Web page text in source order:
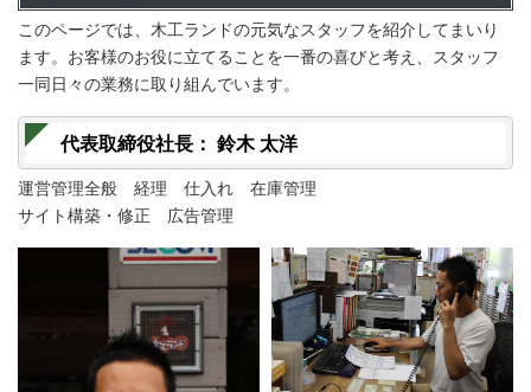
このページでは、木工ランドの元気なスタッフを紹介してまいり
ます。お客様のお役に立てることを一番の喜びと考え、スタッフ
一同日々の業務に取り組んでいます。
代表取締役社長： 鈴木 太洋
運営管理全般 経理 仕入れ 在庫管理
サイト構築・修正 広告管理